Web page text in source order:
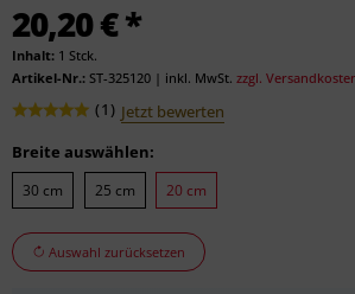
20,20 € *
Inhalt: 1 Stck.
Artikel-Nr.: ST-325120 | inkl. MwSt. zzgl.
(1) Jetzt bewerten
Breite auswählen:
30 cm 25 cm 20 cm
Auswahl zurücksetzen